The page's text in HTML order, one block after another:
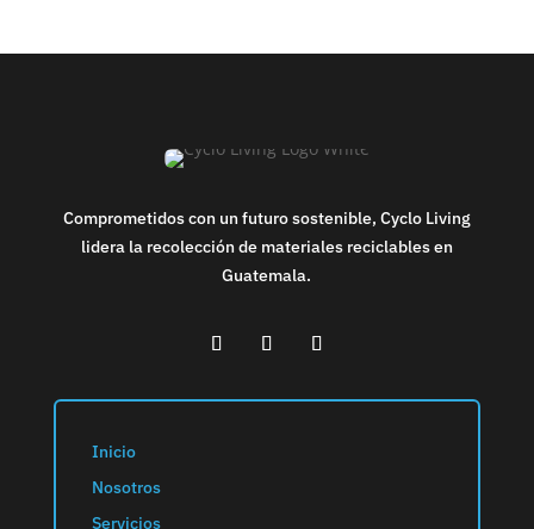
Comprometidos con un futuro sostenible, Cyclo Living
lidera la recolección de materiales reciclables en
Guatemala.
Inicio
Nosotros
Servicios